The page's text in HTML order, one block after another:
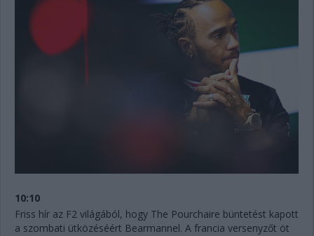
10:10
Friss hír az F2 világából, hogy The Pourchaire büntetést kapott
a szombati ütközéséért Bearmannel. A francia versenyzőt öt